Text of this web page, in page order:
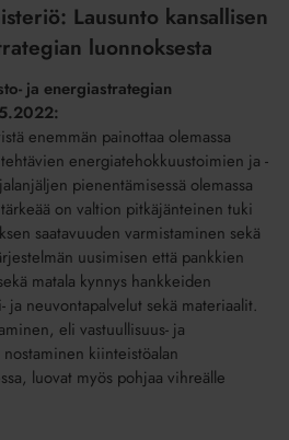
Lausunto kansallisen
luonnoksesta
ja energiastrategian
enemmän painottaa olemassa
energiatehokkuustoimien ja -
pienentämisessä olemassa
on valtion pitkäjänteinen tuki
saatavuuden varmistaminen sekä
uusimisen että pankkien
matala kynnys hankkeiden
ja neuvontapalvelut sekä materiaalit.
eli vastuullisuus- ja
kiinteistöalan
luovat myös pohjaa vihreälle